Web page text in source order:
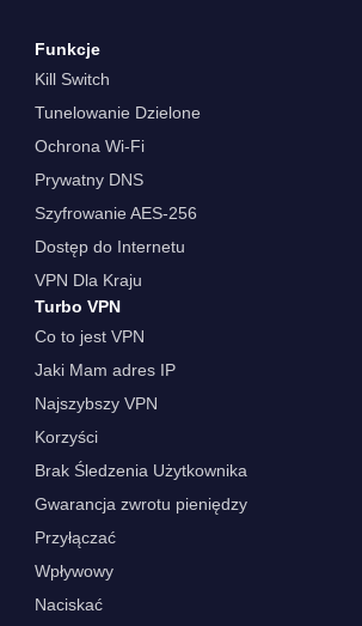
Funkcje
Kill Switch
Tunelowanie Dzielone
Ochrona Wi-Fi
Prywatny DNS
Szyfrowanie AES-256
Dostęp do Internetu
VPN Dla Kraju
Turbo VPN
Co to jest VPN
Jaki Mam adres IP
Najszybszy VPN
Korzyści
Brak Śledzenia Użytkownika
Gwarancja zwrotu pieniędzy
Przyłączać
Wpływowy
Naciskać